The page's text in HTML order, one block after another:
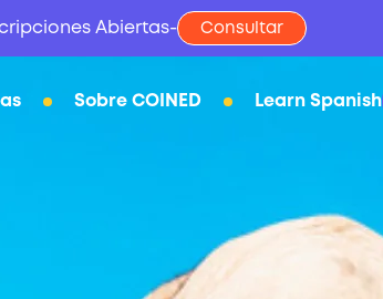
Abiertas- Consultar
Sobre COINED Learn Spanish